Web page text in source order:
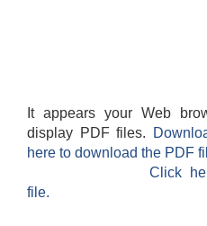
It appears your Web
display PDF files.
here to download the PDF
Click
file.